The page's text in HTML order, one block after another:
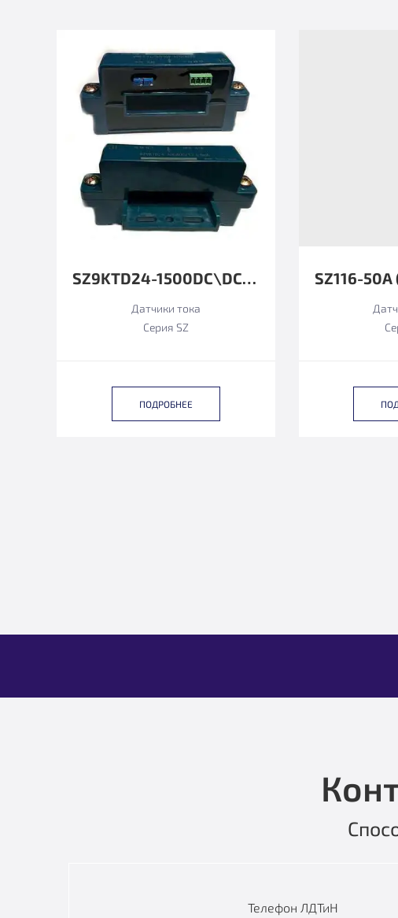
SZ9KTD24-1500DC\DC12±8MA
Датчики тока
Серия SZ
ПОДРОБНЕЕ
Телефон ЛДТиН